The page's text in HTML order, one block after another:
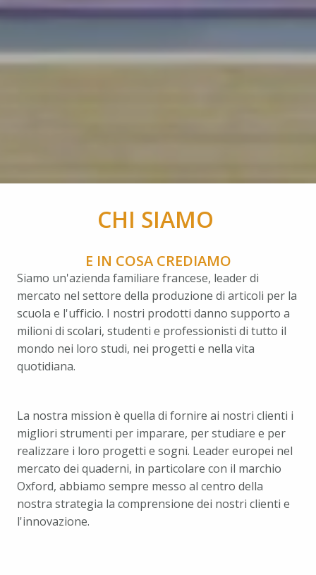
CHI SIAMO
E IN COSA CREDIAMO
Siamo un'azienda familiare francese, leader di
mercato nel settore della produzione di articoli per la
scuola e l'ufficio. I nostri prodotti danno supporto a
milioni di scolari, studenti e professionisti di tutto il
mondo nei loro studi, nei progetti e nella vita
quotidiana.
La nostra mission è quella di fornire ai nostri clienti i
migliori strumenti per imparare, per studiare e per
realizzare i loro progetti e sogni. Leader europei nel
mercato dei quaderni, in particolare con il marchio
Oxford, abbiamo sempre messo al centro della
nostra strategia la comprensione dei nostri clienti e
l'innovazione.